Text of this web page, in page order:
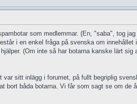
som medlemmar. (En, "saba", tog
i en enkel fråga på svenska om
(Om inte så har botarna kanske lärt
sitt inlägg i forumet, på fullt begriplig
bort båda botarna. Vi får som sagt se om de